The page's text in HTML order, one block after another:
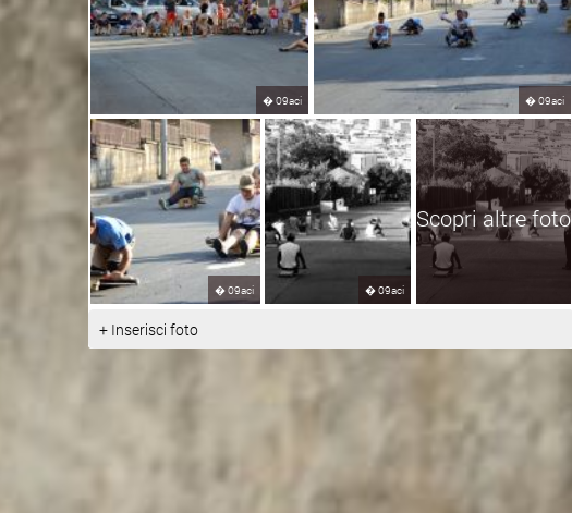
�09aci �09aci
�09aci �09aci
Scopri altre foto
+ Inserisci foto